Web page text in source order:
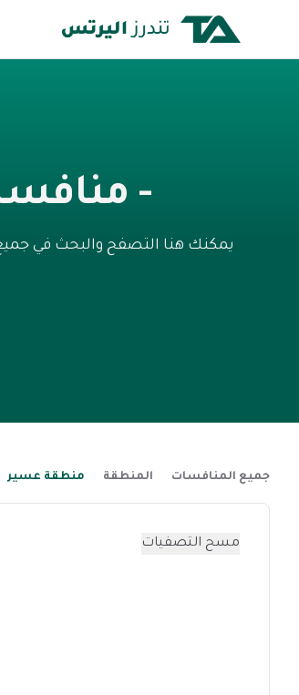
-
يمكنك هنا التصفح والبحث في
جميع المنافسات المنطقة منطقة عسير
مسح التصفيات